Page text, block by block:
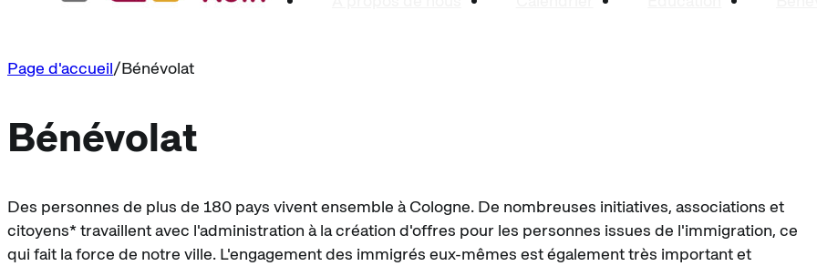
Page d'accueil Bénévolat
Bénévolat
Des personnes de plus de 180 pays vivent ensemble à Cologne. De nombreuses initiatives, associations et
citoyens* travaillent avec l'administration à la création d'offres pour les personnes issues de l'immigration, ce
qui fait la force de notre ville. L'engagement des immigrés eux-mêmes est également très important et